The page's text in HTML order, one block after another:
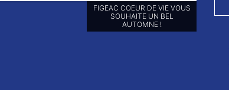
RETROUVEZ-NOUS SUR NOS
RÉSEAUX SOCIAUX ET
ABONNEZ-VOUS POUR NE
RIEN LOUPER DE NOS